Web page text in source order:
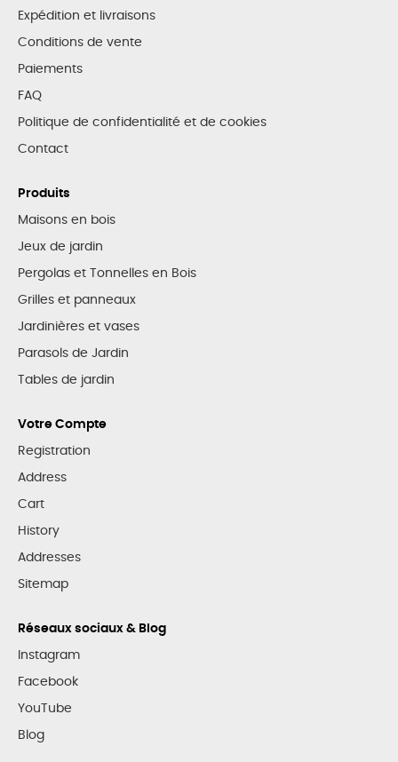
Expédition et livraisons
Conditions de vente
Paiements
FAQ
Politique de confidentialité et de cookies
Contact
Produits
Maisons en bois
Jeux de jardin
Pergolas et Tonnelles en Bois
Grilles et panneaux
Jardinières et vases
Parasols de Jardin
Tables de jardin
Votre Compte
Registration
Address
Cart
History
Addresses
Sitemap
Réseaux sociaux & Blog
Instagram
Facebook
YouTube
Blog